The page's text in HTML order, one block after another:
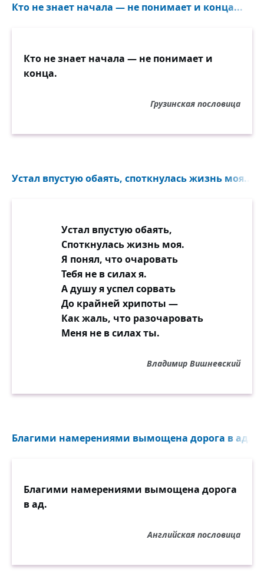
Кто не знает начала — не понимает и конца...
Кто не знает начала — не понимает и
конца.
Грузинская пословица
Устал впустую обаять, споткнулась жизнь моя...
Устал впустую обаять,
Споткнулась жизнь моя.
Я понял, что очаровать
Тебя не в силах я.
А душу я успел сорвать
До крайней хрипоты —
Как жаль, что разочаровать
Меня не в силах ты.
Владимир Вишневский
Благими намерениями вымощена дорога в ад...
Благими намерениями вымощена дорога
в ад.
Английская пословица